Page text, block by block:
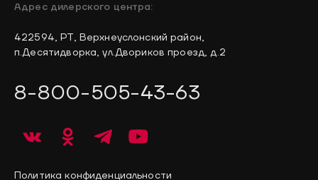
Адрес дилерского центра:
422594, РТ, Верхнеуслонский район,
п.Десятидворка, ул.Двориков проезд, д.2
8-800-505-43-63
Политика конфиденциальности